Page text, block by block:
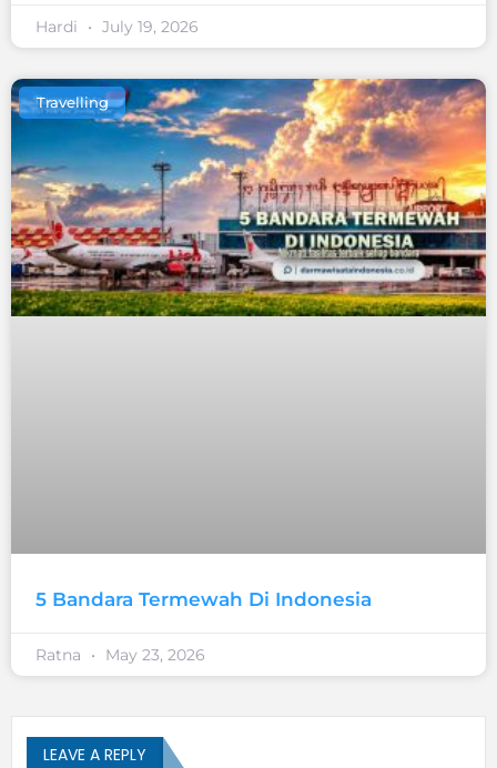
Hardi July 19, 2026
Travelling
5 Bandara Termewah Di Indonesia
Ratna May 23, 2026
LEAVE A REPLY